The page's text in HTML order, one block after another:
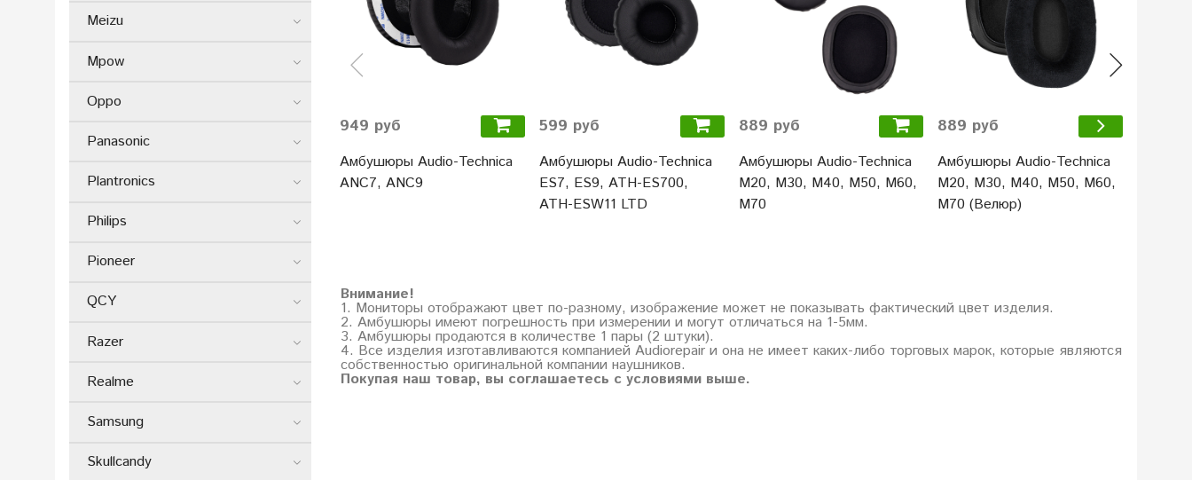
949 руб
Амбушюры Audio-Technica
ANC7, ANC9
599 руб
Амбушюры Audio-Technica
ES7, ES9, ATH-ES700,
ATH-ESW11 LTD
889 руб
Амбушюры Audio-Technica
M20, M30, M40, M50, M60,
M70
889 руб
Амбушюры Audio-Technica
M20, M30, M40, M50, M60,
M70 (Велюр)
Внимание!
1. Мониторы отображают цвет по-разному, изображение может не показывать фактический цвет изделия.
2. Амбушюры имеют погрешность при измерении и могут отличаться на 1-5мм.
3. Амбушюры продаются в количестве 1 пары (2 штуки).
4. Все изделия изготавливаются компанией Audiorepair и она не имеет каких-либо торговых марок, которые являются
собственностью оригинальной компании наушников.
Покупая наш товар, вы соглашаетесь с условиями выше.
Meizu
Mpow
Oppo
Panasonic
Plantronics
Philips
Pioneer
QCY
Razer
Realme
Samsung
Skullcandy